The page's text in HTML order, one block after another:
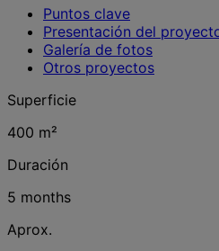
Puntos clave
Presentación del
Galería de fotos
Otros proyectos
Superficie
400 m²
Duración
5 months
Aprox.